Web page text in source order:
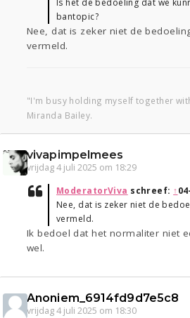
Is het de bedoeling dat we
bantopic?
Nee, dat is zeker niet de
vermeld.
"I'm busy holding myself together
Miranda Bailey.
vivapimpelmees
vrijdag 4 juli 2025 om 18:29
ModeratorViva schreef: ↑
Nee, dat is zeker niet de
vermeld.
Ik bedoel dat het normaliter niet
wel.
Anoniem_6914fd9d7e5c8
vrijdag 4 juli 2025 om 18:30